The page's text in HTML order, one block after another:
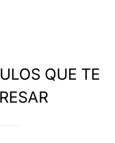
QUE TE